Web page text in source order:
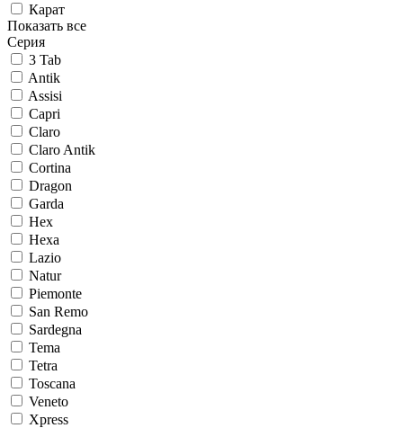
Карат
Показать все
Серия
3 Tab
Antik
Assisi
Capri
Claro
Claro Antik
Cortina
Dragon
Garda
Hex
Hexa
Lazio
Natur
Piemonte
San Remo
Sardegna
Tema
Tetra
Toscana
Veneto
Xpress